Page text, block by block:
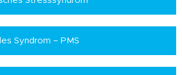
Syndrom – PMS